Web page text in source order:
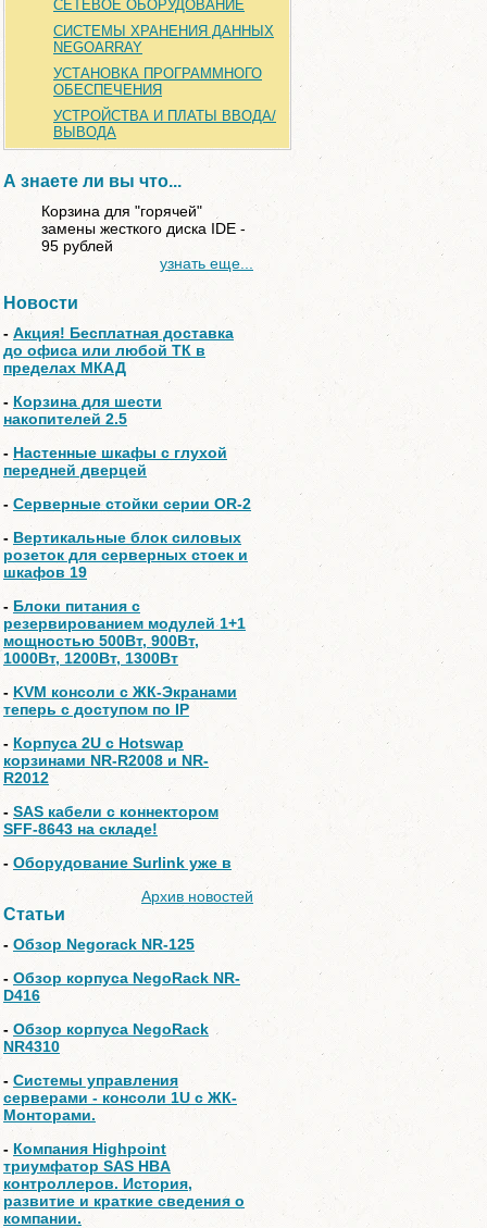
СЕТЕВОЕ ОБОРУДОВАНИЕ
СИСТЕМЫ ХРАНЕНИЯ ДАННЫХ
NEGOARRAY
УСТАНОВКА ПРОГРАММНОГО
ОБЕСПЕЧЕНИЯ
УСТРОЙСТВА И ПЛАТЫ ВВОДА/
ВЫВОДА
А знаете ли вы что...
Корзина для "горячей"
замены жесткого диска IDE -
95 рублей
узнать еще...
Новости
- Акция! Бесплатная доставка
до офиса или любой ТК в
пределах МКАД
- Корзина для шести
накопителей 2.5
- Настенные шкафы с глухой
передней дверцей
- Серверные стойки серии OR-2
- Вертикальные блок силовых
розеток для серверных стоек и
шкафов 19
- Блоки питания с
резервированием модулей 1+1
мощностью 500Вт, 900Вт,
1000Вт, 1200Вт, 1300Вт
- KVM консоли с ЖК-Экранами
теперь с доступом по IP
- Корпуса 2U с Hotswap
корзинами NR-R2008 и NR-
R2012
- SAS кабели с коннектором
SFF-8643 на складе!
- Оборудование Surlink уже в
Архив новостей
Статьи
- Обзор Negorack NR-125
- Обзор корпуса NegoRack NR-
D416
- Обзор корпуса NegoRack
NR4310
- Системы управления
серверами - консоли 1U с ЖК-
Монторами.
- Компания Highpoint
триумфатор SAS HBA
контроллеров. История,
развитие и краткие сведения о
компании.